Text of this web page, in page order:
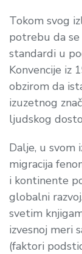
Tokom svog
potrebu da
standardi u
Konvencije iz
obzirom da
izuzetnog
ljudskog
Dalje, u svom
migracija
i kontinente
globalni
svetim
izvesnoj meri
(faktori